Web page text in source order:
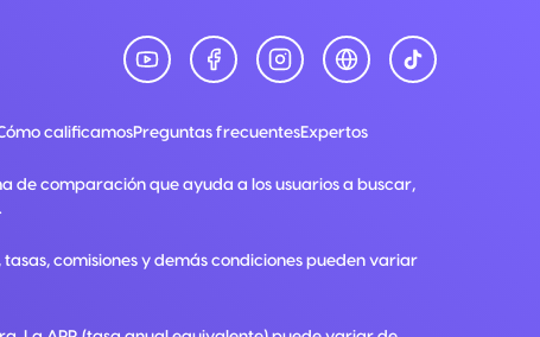
calificamosPreguntas frecuentesExpertos
de comparación que ayuda a los usuarios a buscar,
comisiones y demás condiciones pueden variar